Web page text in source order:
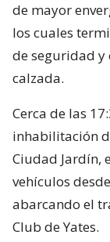
de mayor
los cuales
de seguridad y
calzada.
Cerca de las
inhabilitación
Ciudad Jardín,
vehículos
abarcando el
Club de Yates.